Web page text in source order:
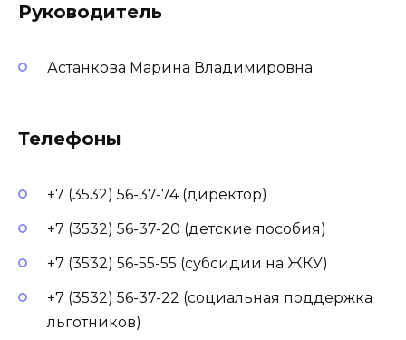
Руководитель
Астанкова Марина Владимировна
Телефоны
+7 (3532) 56-37-74 (директор)
+7 (3532) 56-37-20 (детские пособия)
+7 (3532) 56-55-55 (субсидии на ЖКУ)
+7 (3532) 56-37-22 (социальная поддержка
льготников)